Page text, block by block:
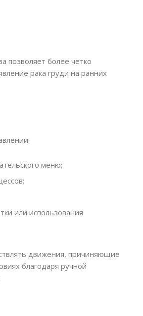
позволяет более четко
рака груди на ранних
меню;
или использования
движения, причиняющие
благодаря ручной